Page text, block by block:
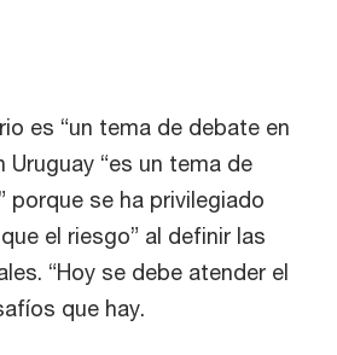
es “un tema de debate en
Uruguay “es un tema de
porque se ha privilegiado
el riesgo” al definir las
“Hoy se debe atender el
que hay.